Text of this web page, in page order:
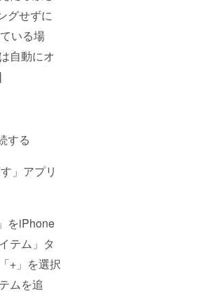
グせずに
いる場
自動にオ
する
」アプリ
をiPhone
テム」タ
+」を選択
ムを追